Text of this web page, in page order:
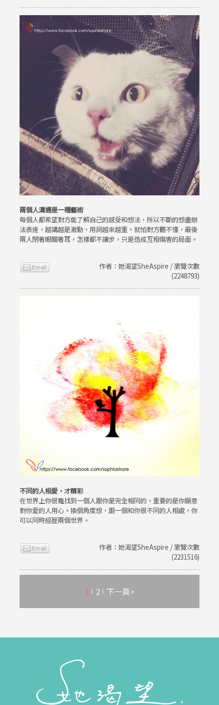
兩個人溝通是一種藝術
每個人都希望對方能了解自己的感受和想法，所以不斷的想盡辦
法表達，越講越是激動，用詞越來越重，就怕對方聽不懂，最後
兩人閉著眼關著耳，怎樣都不讓步，只是造成互相傷害的局面。
作者：她渴望SheAspire / 瀏覽次數
(2248793)
不同的人相愛，才精彩
在世界上你很難找到一個人跟你是完全相同的，重要的是你願意
對你愛的人用心。換個角度想，跟一個和你很不同的人相處，你
可以同時經歷兩個世界。
作者：她渴望SheAspire / 瀏覽次數
(2231516)
1 2 下一頁>